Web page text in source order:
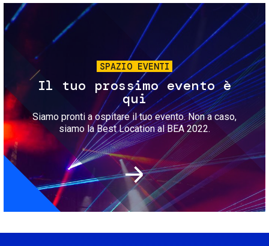
Immagine
SPAZIO EVENTI
Il tuo prossimo evento è
qui
Siamo pronti a ospitare il tuo evento. Non a caso,
siamo la Best Location al BEA 2022.